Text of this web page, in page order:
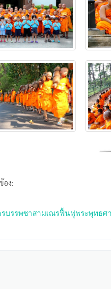
อง:
รบรรพชาสามเณรฟื้นฟูพระพุทธศ